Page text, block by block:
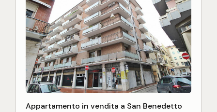
verde ed eleganza.
Appartamento in vendita a San Benedetto